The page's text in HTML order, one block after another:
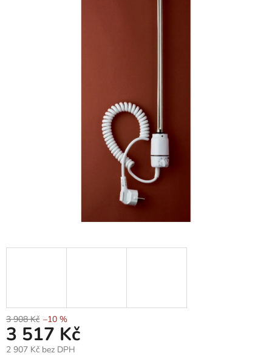
3 908 Kč –10 %
3 517 Kč
2 907 Kč bez DPH